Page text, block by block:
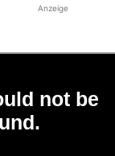
Anzeige